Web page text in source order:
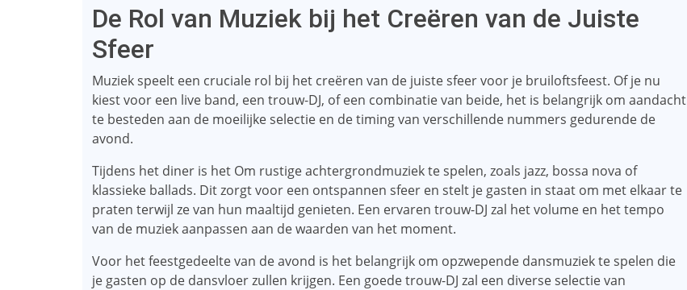
De Rol van Muziek bij het Creëren van de Juiste
Sfeer
Muziek speelt een cruciale rol bij het creëren van de juiste sfeer voor je bruiloftsfeest. Of je nu
kiest voor een live band, een trouw-DJ, of een combinatie van beide, het is belangrijk om aandacht
te besteden aan de moeilijke selectie en de timing van verschillende nummers gedurende de
avond.
Tijdens het diner is het Om rustige achtergrondmuziek te spelen, zoals jazz, bossa nova of
klassieke ballads. Dit zorgt voor een ontspannen sfeer en stelt je gasten in staat om met elkaar te
praten terwijl ze van hun maaltijd genieten. Een ervaren trouw-DJ zal het volume en het tempo
van de muziek aanpassen aan de waarden van het moment.
Voor het feestgedeelte van de avond is het belangrijk om opzwepende dansmuziek te spelen die
je gasten op de dansvloer zullen krijgen. Een goede trouw-DJ zal een diverse selectie van